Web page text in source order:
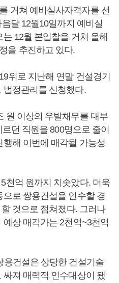
거쳐 예비실사자격자를 선
달 12월10일까지 예비실
12월 본입찰을 거쳐 올해
을 추진하고 있다.
위로 지난해 연말 건설경기
법정관리를 신청했다.
원 이상의 우발채무를 대부
던 직원을 800명으로 줄이
해 이번에 매각될 가능성
천억 원까지 치솟았다. 더욱
로 쌍용건설을 인수할 경
것으로 점쳐졌다. 그러나
상 매각가는 2천억~3천억
용건설은 상당한 건설기술
져 매력적 인수대상이 됐